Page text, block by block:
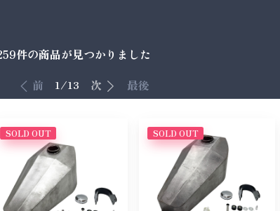
件の商品が見つかりました
前
1/13 次 最後
SOLD OUT SOLD OUT